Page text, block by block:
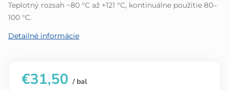
Teplotný rozsah −80 °C až +121 °C, kontinuálne použitie 80–
100 °C.
Detailné informácie
€31,50 / bal